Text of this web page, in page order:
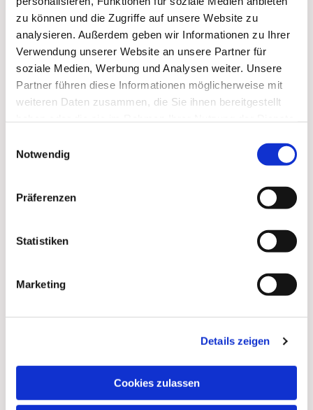
zu können und die Zugriffe auf unsere Website zu
analysieren. Außerdem geben wir Informationen zu Ihrer
Verwendung unserer Website an unsere Partner für
soziale Medien, Werbung und Analysen weiter. Unsere
Partner führen diese Informationen möglicherweise mit
weiteren Daten zusammen, die Sie ihnen bereitgestellt
Notwendig
Präferenzen
Statistiken
Marketing
Details zeigen
Cookies zulassen
Herzlich willkommen!Anmeldung bitte
an: miller(at)paulus-lichterfelde.de
Hier mehr zum Singkreis